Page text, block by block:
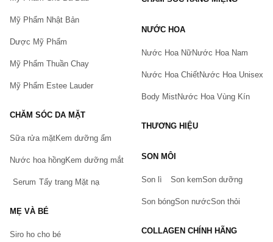
Bạn gặp vấn đề về sản phẩm hay mua hàng?
Hãy báo lỗi cho chúng tôi. Hoặc gọi cho chúng tôi qua số
Mỹ Phẩm Nhật Bản
Dược Mỹ Phẩm
Mỹ Phẩm Thuần Chay
Mỹ Phẩm Estee Lauder
CHĂM SÓC DA MẶT
Sữa rửa mặtKem dưỡng ẩm
Nước hoa hồngKem dưỡng mắt
Serum Tẩy trang Mặt nạ
MẸ VÀ BÉ
Siro ho cho bé
NƯỚC HOA
Nước Hoa NữNước Hoa Nam
Nước Hoa ChiếtNước Hoa Unisex
Body MistNước Hoa Vùng Kín
THƯƠNG HIỆU
SON MÔI
Son lì Son kemSon dưỡng
Son bóngSon nướcSon thỏi
COLLAGEN CHÍNH HÃNG